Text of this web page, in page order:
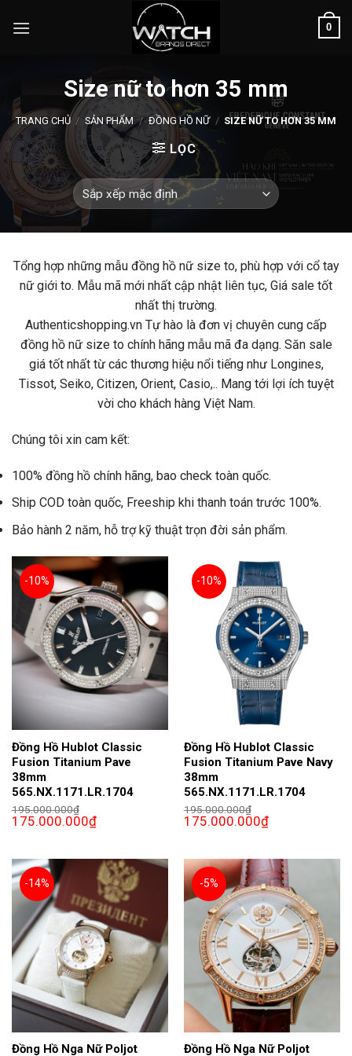
0
Size nữ to hơn 35 mm
TRANG CHỦ / SẢN PHẨM / ĐỒNG HỒ NỮ / SIZE NỮ TO HƠN 35 MM
LỌC
Tổng hợp những mẫu đồng hồ nữ size to, phù hợp với cổ tay
nữ giới to. Mẫu mã mới nhất cập nhật liên tục, Giá sale tốt
nhất thị trường.
Authenticshopping.vn Tự hào là đơn vị chuyên cung cấp
đồng hồ nữ size to chính hãng mẫu mã đa dạng. Săn sale
giá tốt nhất từ các thương hiệu nổi tiếng như Longines,
Tissot, Seiko, Citizen, Orient, Casio,.. Mang tới lợi ích tuyệt
vời cho khách hàng Việt Nam.
Chúng tôi xin cam kết:
100% đồng hồ chính hãng, bao check toàn quốc.
Ship COD toàn quốc, Freeship khi thanh toán trước 100%.
Bảo hành 2 năm, hỗ trợ kỹ thuật trọn đời sản phẩm.
-10%
Đồng Hồ Hublot Classic
Fusion Titanium Pave
38mm
565.NX.1171.LR.1704
195.000.000₫
Giá
gốc
175.000.000₫Giá
hiện
175.000.000₫.
-10%
Đồng Hồ Hublot Classic
Fusion Titanium Pave Navy
38mm
565.NX.1171.LR.1704
195.000.000₫
Giá
gốc
175.000.000₫Giá
hiện
175.000.000₫.
-14%
Đồng Hồ Nga Nữ Poljot
-5%
Đồng Hồ Nga Nữ Poljot